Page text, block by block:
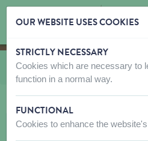
Skip content
Skip language choice
Vous êtes ici:
de Biogance
OUR WEBSITE USES COOKIES
STRICTLY NECESSARY
Cookies which are necessary to
function in a normal way.
FUNCTIONAL
Cookies to enhance the